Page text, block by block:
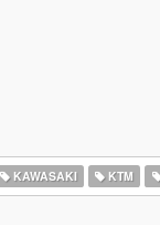
KAWASAKI KTM